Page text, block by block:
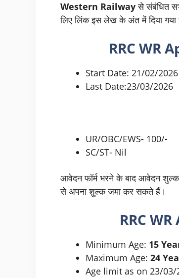
Western Railway से संबंधित
लिए लिंक इस लेख के अंत में दिया
RRC WR
Start Date: 21/02/2026
Last Date:23/03/2026
UR/OBC/EWS- 100/-
SC/ST- Nil
आवेदन फॉर्म भरने के बाद आवेदन शुल्क
से अपना शुल्क जमा कर सकते हैं।
RRC
Minimum Age: 15
Maximum Age: 24
Age limit as on 23/03/